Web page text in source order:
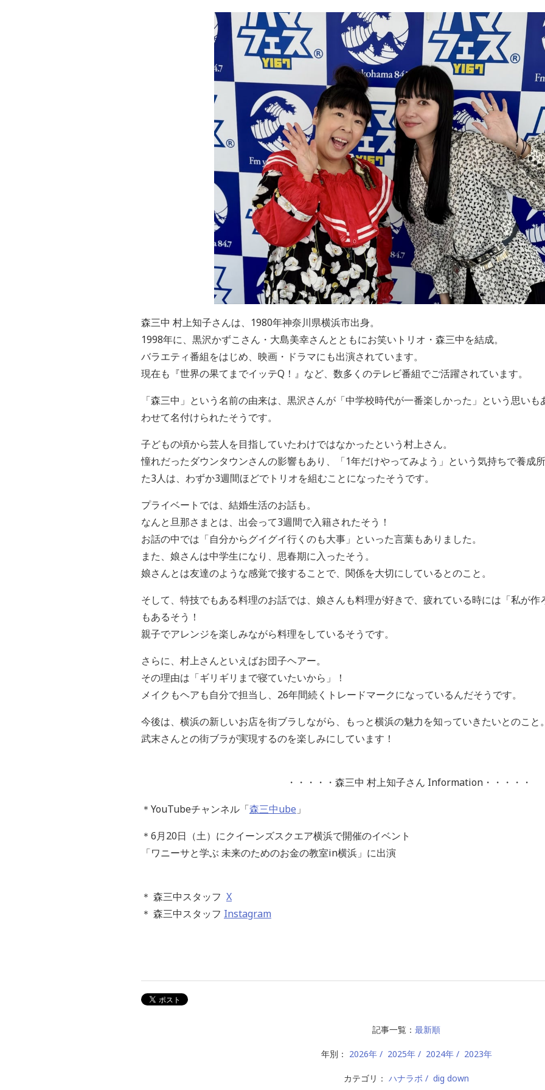
森三中 村上知子さんは、1980年神奈川県横浜市出身。
1998年に、黒沢かずこさん・大島美幸さんとともにお笑いトリオ・森三中を結成。
バラエティ番組をはじめ、映画・ドラマにも出演されています。
現在も『世界の果てまでイッテQ！』など、数多くのテレビ番組でご活躍されています。
「森三中」という名前の由来は、黒沢さんが「中学校時代が一番楽しかった」という思い
わせて名付けられたそうです。
子どもの頃から芸人を目指していたわけではなかったという村上さん。
憧れだったダウンタウンさんの影響もあり、「1年だけやってみよう」という気持ちで養成
た3人は、わずか3週間ほどでトリオを組むことになったそうです。
プライベートでは、結婚生活のお話も。
なんと旦那さまとは、出会って3週間で入籍されたそう！
お話の中では「自分からグイグイ行くのも大事」といった言葉もありました。
また、娘さんは中学生になり、思春期に入ったそう。
娘さんとは友達のような感覚で接することで、関係を大切にしているとのこと。
そして、特技でもある料理のお話では、娘さんも料理が好きで、疲れている時には「私が作
もあるそう！
親子でアレンジを楽しみながら料理をしているそうです。
さらに、村上さんといえばお団子ヘアー。
その理由は「ギリギリまで寝ていたいから」！
メイクもヘアも自分で担当し、26年間続くトレードマークになっているんだそうです。
今後は、横浜の新しいお店を街ブラしながら、もっと横浜の魅力を知っていきたいとのこと。
武末さんとの街ブラが実現するのを楽しみにしています！
・・・・・ 森三中 村上知子さん Information・・・・・
＊YouTubeチャンネル「森三中ube 」
＊6月20日（土）にクイーンズスクエア横浜で開催のイベント
「ワニーサと学ぶ 未来のためのお金の教室in横浜」に出演
＊ 森三中スタッフ X
＊ 森三中スタッフ Instagram
記事一覧： 最新順
年別： 2026年 2025年 2024年 2023年
カテゴリ： ハナラボ dig down